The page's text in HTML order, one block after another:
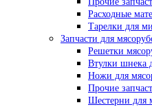
Расходные
Тарелки для
Запчасти для
Решетки
Втулки шнека
Ножи для
Прочие
Шестерни для